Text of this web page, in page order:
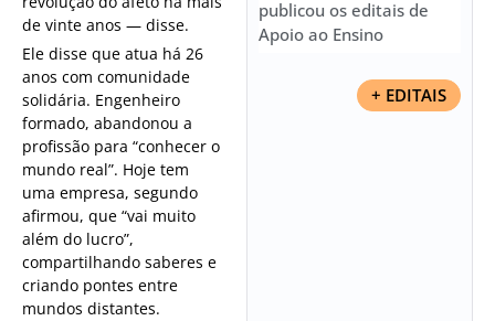
de vinte anos — disse.
Ele disse que atua há 26
anos com comunidade
solidária. Engenheiro
formado, abandonou a
profissão para “conhecer o
mundo real”. Hoje tem
uma empresa, segundo
afirmou, que “vai muito
além do lucro”,
compartilhando saberes e
criando pontes entre
mundos distantes.
publicou os editais de
Apoio ao Ensino
+ EDITAIS